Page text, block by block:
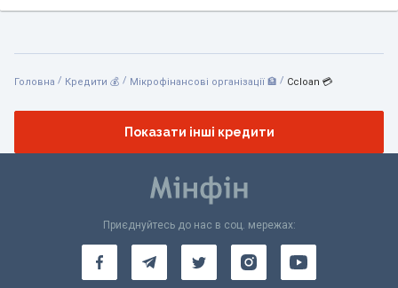
Головна / Кредити 💰 / Мікрофінансові організації 🏦 / Ccloan 💳
Показати інші кредити
Приєднуйтесь до нас в соц. мережах: